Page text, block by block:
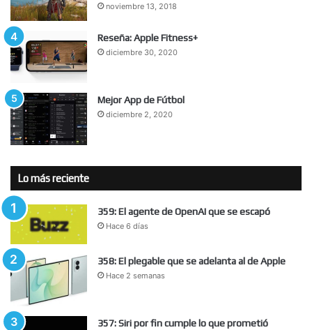
noviembre 13, 2018
Reseña: Apple Fitness+
diciembre 30, 2020
Mejor App de Fútbol
diciembre 2, 2020
Lo más reciente
359: El agente de OpenAI que se escapó
Hace 6 días
358: El plegable que se adelanta al de Apple
Hace 2 semanas
357: Siri por fin cumple lo que prometió